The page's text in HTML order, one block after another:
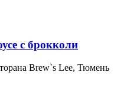
с брокколи
Brew`s Lee, Тюмень